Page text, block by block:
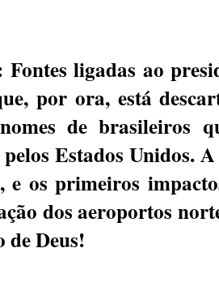
ligadas ao
por ora, está
de brasileiros
Estados Unidos.
e os primeiros
dos aeroportos
de Deus!